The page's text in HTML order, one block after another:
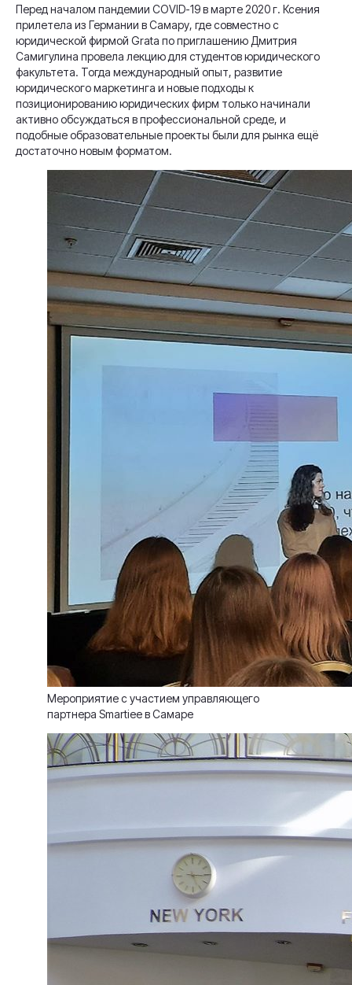
Перед началом пандемии COVID-19 в марте 2020 г. Ксения
прилетела из Германии в Самару, где совместно с
юридической фирмой Grata по приглашению Дмитрия
Самигулина провела лекцию для студентов юридического
факультета. Тогда международный опыт, развитие
юридического маркетинга и новые подходы к
позиционированию юридических фирм только начинали
активно обсуждаться в профессиональной среде, и
подобные образовательные проекты были для рынка ещё
достаточно новым форматом.
Мероприятие с участием управляющего
партнера Smartiee в Самаре